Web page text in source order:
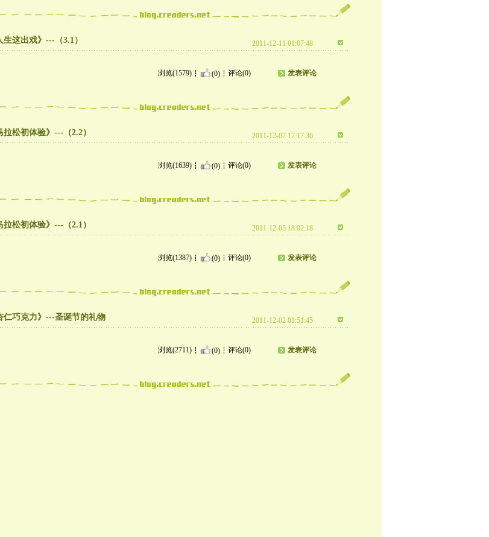
生这出戏》---（3.1） 2011-12-11 01:07:48
浏览(1579) (0) 评论(0) 发表评论
拉松初体验》---（2.2） 2011-12-07 17:17:36
浏览(1639) (0) 评论(0) 发表评论
拉松初体验》---（2.1） 2011-12-05 18:02:18
浏览(1387) (0) 评论(0) 发表评论
仁巧克力》---圣诞节的礼物 2011-12-02 01:51:45
浏览(2711) (0) 评论(0) 发表评论